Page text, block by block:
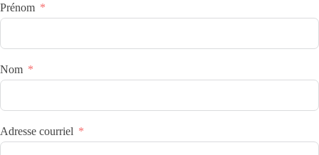
Prénom
Nom
Adresse courriel